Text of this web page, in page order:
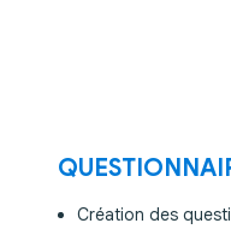
Création des